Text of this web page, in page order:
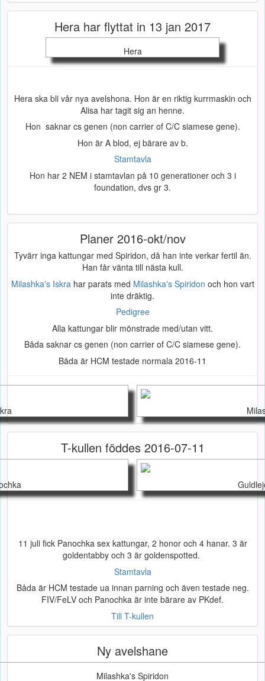
Hera har flyttat in 13 jan 2017
Hera
Hera ska bli vår nya avelshona. Hon är en riktig kurrmaskin och
Alisa har tagit sig an henne.
Hon saknar cs genen (non carrier of C/C siamese gene).
Hon är A blod, ej bärare av b.
Stamtavla
Hon har 2 NEM i stamtavlan på 10 generationer och 3 i
foundation, dvs gr 3.
Planer 2016-okt/nov
Tyvärr inga kattungar med Spiridon, då han inte verkar fertil än.
Han får vänta till nästa kull.
Milashka's Iskra har parats med Milashka's Spiridon och hon vart
inte dräktig.
Pedigree
Alla kattungar blir mönstrade med/utan vitt.
Båda saknar cs genen (non carrier of C/C siamese gene).
Båda är HCM testade normala 2016-11
T-kullen föddes 2016-07-11
11 juli fick Panochka sex kattungar, 2 honor och 4 hanar. 3 är
goldentabby och 3 är goldenspotted.
Stamtavla
Båda är HCM testade ua innan parning och även testade neg.
FIV/FeLV och Panochka är inte bärare av PKdef.
Till T-kullen
Ny avelshane
Milashka's Spiridon